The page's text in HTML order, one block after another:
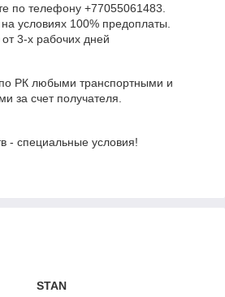
по телефону +77055061483.
условиях 100% предоплаты.
3-x рабочих дней
РК любыми транспортными и
за счет получателя.
- специальные условия!
STAN